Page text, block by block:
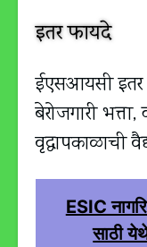
इतर फायदे
ईएसआयसी इतर
बेरोजगारी
वृद्धापकाळाची
ESIC
साठी